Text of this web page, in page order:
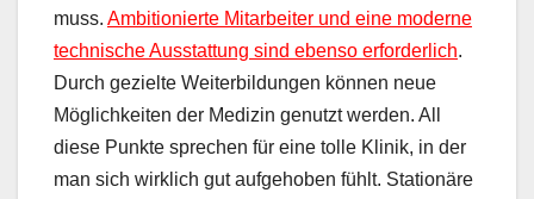
muss. Ambitionierte Mitarbeiter und eine moderne
technische Ausstattung sind ebenso erforderlich.
Durch gezielte Weiterbildungen können neue
Möglichkeiten der Medizin genutzt werden. All
diese Punkte sprechen für eine tolle Klinik, in der
man sich wirklich gut aufgehoben fühlt. Stationäre